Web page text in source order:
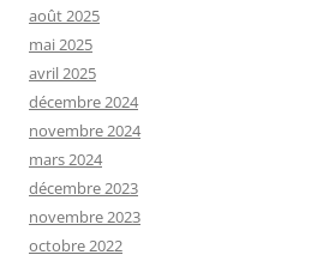
août 2025
mai 2025
avril 2025
décembre 2024
novembre 2024
mars 2024
décembre 2023
novembre 2023
octobre 2022